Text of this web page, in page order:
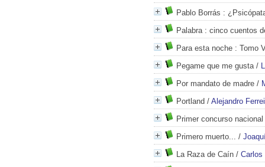
Pablo Borrás :
Palabra: cinco cuentos
Para esta noche : Tomo
Pegame que me gusta/
Por mandato de madre /
Portland / Alejandro
Primer concurso
Primero muerto... /
La Raza de Caín / Carlos